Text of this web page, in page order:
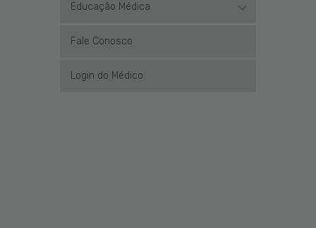
Educação Médica
Fale Conosco
Login do Médico